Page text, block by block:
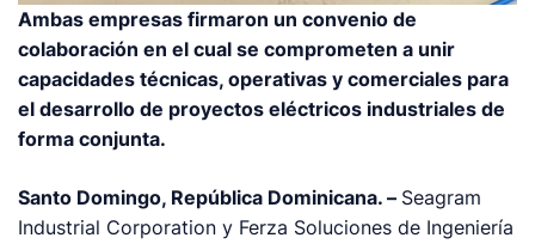
Ambas empresas firmaron un convenio de
colaboración en el cual se comprometen a unir
capacidades técnicas, operativas y comerciales para
el desarrollo de proyectos eléctricos industriales de
forma conjunta.
Santo Domingo, República Dominicana. – Seagram
Industrial Corporation y Ferza Soluciones de Ingeniería